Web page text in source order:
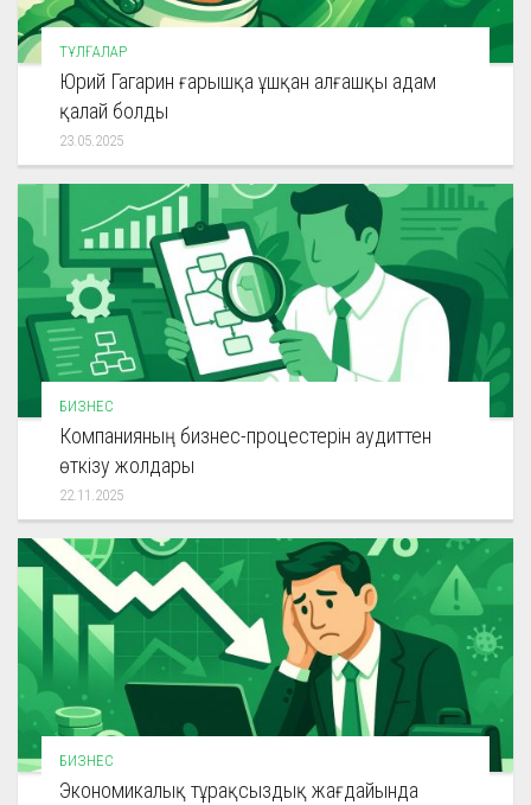
ТҰЛҒАЛАР
Юрий Гагарин ғарышқа ұшқан алғашқы адам
қалай болды
23.05.2025
БИЗНЕС
Компанияның бизнес-процестерін аудиттен
өткізу жолдары
22.11.2025
БИЗНЕС
Экономикалық тұрақсыздық жағдайында